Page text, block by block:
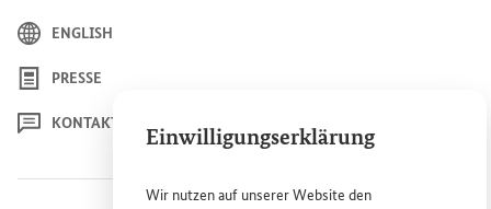
Einwilligungserklärung
Wir nutzen auf unsererWebsite den
ENGLISH
PRESSE
KONTAKT